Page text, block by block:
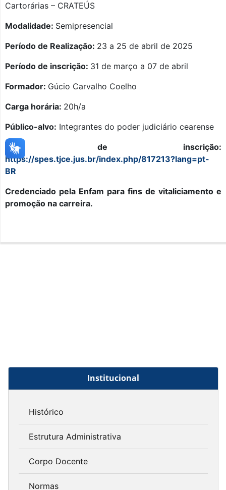
Institucional
Histórico
Estrutura Administrativa
Corpo Docente
Normas
Cartorárias – CRATEÚS
Modalidade: Semipresencial
Período de Realização: 23 a 25 de abril de 2025
Período de inscrição: 31 de março a 07 de abril
Formador: Gúcio Carvalho Coelho
Carga horária: 20h/a
Público-alvo: Integrantes do poder judiciário cearense
Link de inscrição:
https://spes.tjce.jus.br/index.php/817213?lang=pt-
BR
Credenciado pela Enfam para fins de vitaliciamento e
promoção na carreira.